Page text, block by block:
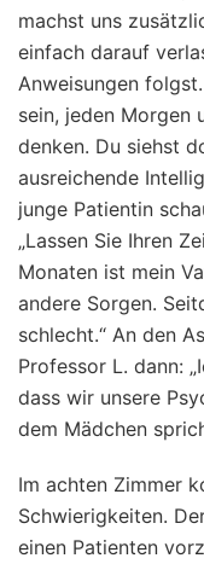
machst uns
einfach darauf
Anweisungen
sein, jeden Morgen
denken. Du siehst
ausreichende
junge Patientin
„Lassen Sie Ihren
Monaten ist mein
andere Sorgen.
schlecht.“ An den
Professor L. dann:
dass wir unsere
dem Mädchen
Im achten Zimmer
Schwierigkeiten.
einen Patienten